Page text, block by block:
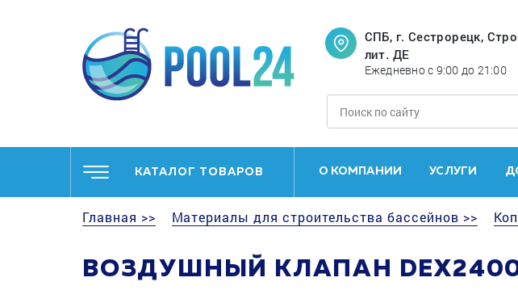
СПБ, г. Сестрорецк,
лит. ДЕ
Ежедневно с 9:00 до 21:00
КАТАЛОГ ТОВАРОВ О КОМПАНИИ УСЛУГИ
Главная >> Материалы для строительства бассейнов >>
ВОЗДУШНЫЙ КЛАПАН